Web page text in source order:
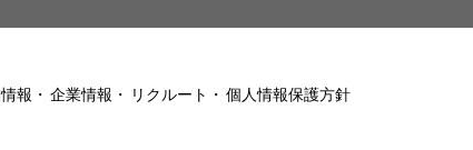
報 企業情報 リクルート 個人情報保護方針